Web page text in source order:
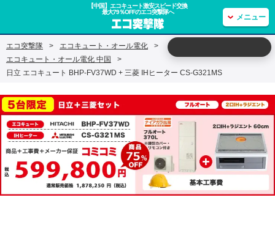
【中国】エコキュート激安スピード交換
最大79％OFFのエコ突撃隊へ
メニュー
エコ突撃隊 > エコキュート・オール電化
>
エコキュート・オール電化 中国
>
日立 エコキュート BHP-FV37WD + 三菱 IHヒーター CS-G321MS